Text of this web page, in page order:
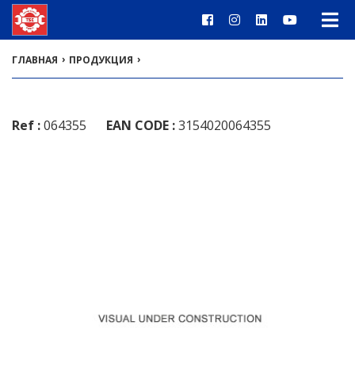
ГЛАВНАЯ › ПРОДУКЦИЯ ›
Ref :064355 EAN CODE :3154020064355